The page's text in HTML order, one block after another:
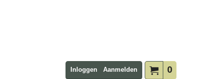
0
Inloggen Aanmelden